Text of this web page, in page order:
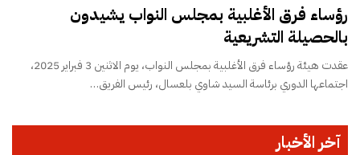
رؤساء فرق الأغلبية بمجلس النواب يشيدون
بالحصيلة التشريعية
عقدت هيئة رؤساء فرق الأغلبية بمجلس النواب، يوم الاثنين 3 فبراير 2025،
اجتماعها الدوري برئاسة السيد شاوي بلعسال، رئيس الفريق…
آخر الأخبار